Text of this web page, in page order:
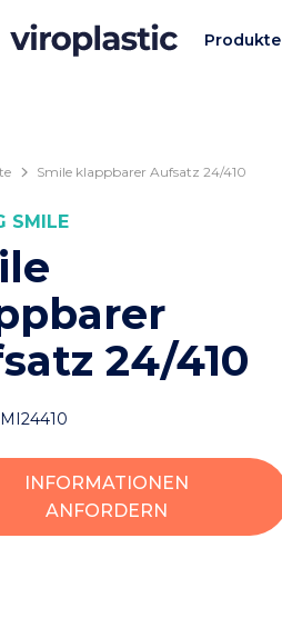
Produkte
Smile klappbarer Aufsatz 24/410
SMILE
24/410
INFORMATIONEN
ANFORDERN